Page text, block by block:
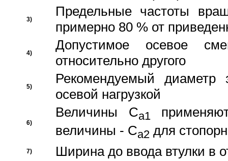
3)
Предельные частоты
примерно 80 % от
4)
Допустимое осевое
относительно другого
5)
Рекомендуемый диаметр
осевой нагрузкой
6)
Величины Ca1
величины - Ca2 для
7) Ширина до ввода втулки в